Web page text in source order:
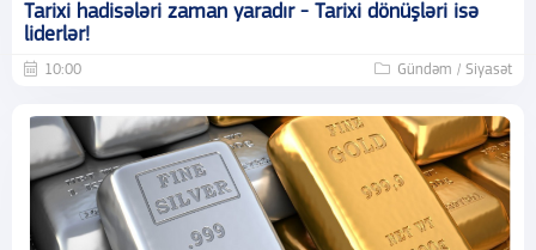
Tarixi hadisələri zaman yaradır - Tarixi dönüşləri isə
liderlər!
10:00 Gündəm / Siyasət